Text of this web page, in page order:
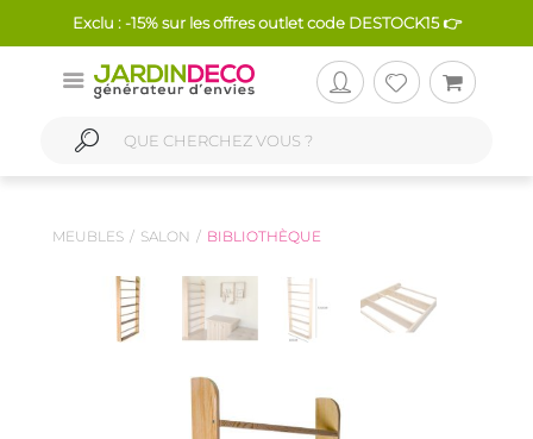
Exclu : -15% sur les offres outlet code DESTOCK15 👉
MEUBLES SALON BIBLIOTHÈQUE